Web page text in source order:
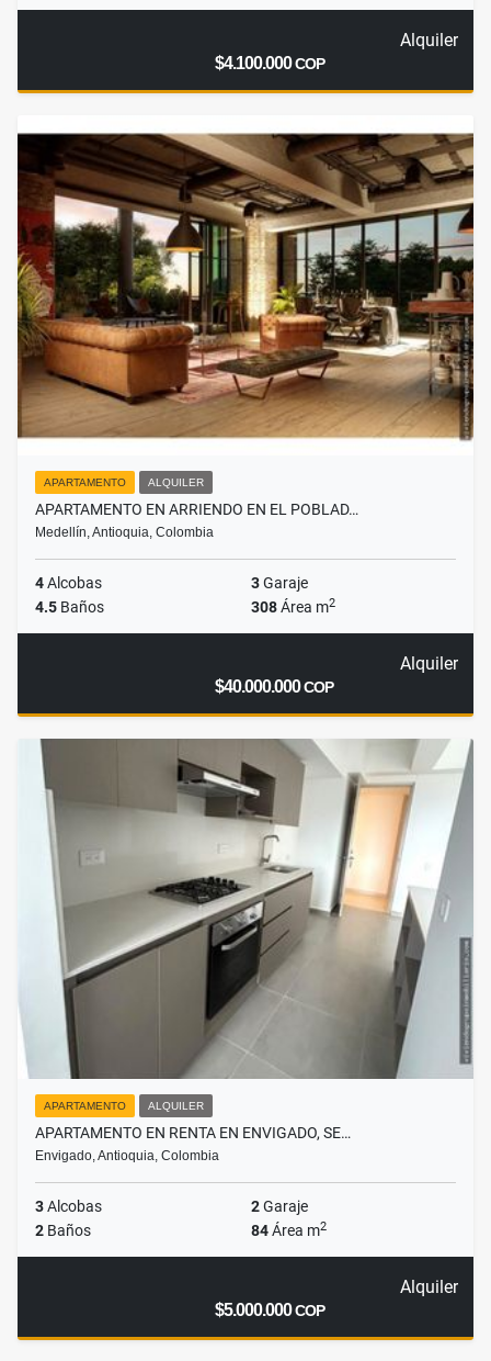
Alquiler
$4.100.000COP
APARTAMENTO ALQUILER
APARTAMENTO EN ARRIENDO EN EL POBLAD…
Medellín, Antioquia, Colombia
4Alcobas 3Garaje
4.5 Baños 308Área m2
Alquiler
$40.000.000COP
APARTAMENTO ALQUILER
APARTAMENTO EN RENTA EN ENVIGADO, SE…
Envigado, Antioquia, Colombia
3Alcobas 2Garaje
2 Baños 84Área m2
Alquiler
$5.000.000COP